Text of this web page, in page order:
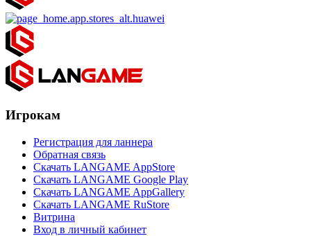
Игрокам
Регистрация для ланнера
Обратная связь
Скачать LANGAME AppStore
Скачать LANGAME Google Play
Скачать LANGAME AppGallery
Скачать LANGAME RuStore
Витрина
Вход в личный кабинет